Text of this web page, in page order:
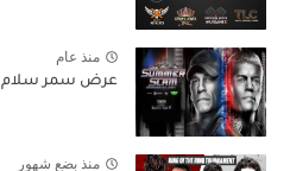
منذ عام
عرض سمر سلام 2025 الليلة الثانية كامل
منذ بضع شهور